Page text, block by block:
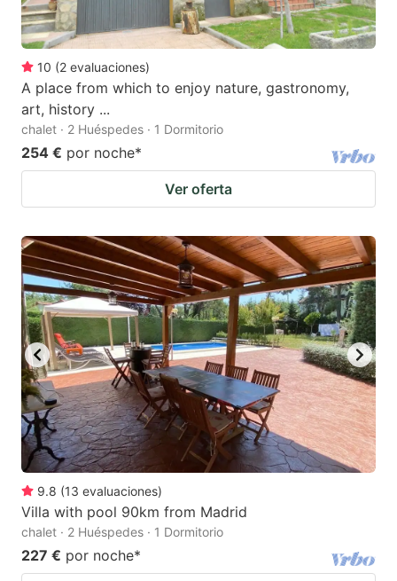
10 (2 evaluaciones)
A place from which to enjoy nature, gastronomy,
art, history ...
chalet · 2 Huéspedes · 1 Dormitorio
254 € por noche*
Ver oferta
9.8 (13 evaluaciones)
Villa with pool 90km from Madrid
chalet · 2 Huéspedes · 1 Dormitorio
227 € por noche*